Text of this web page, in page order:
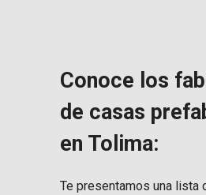
Conoce los
de casas
en Tolima:
Te presentamos una lista